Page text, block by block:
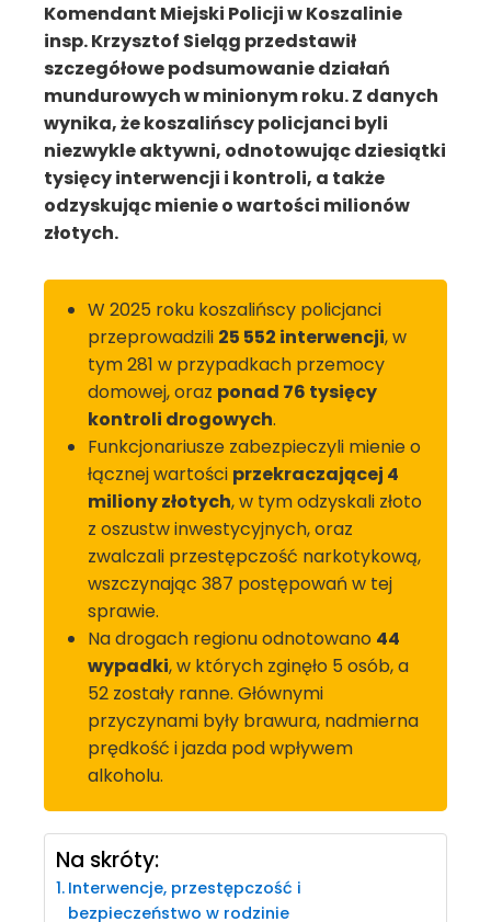
Komendant Miejski Policji w Koszalinie
insp. Krzysztof Sieląg przedstawił
szczegółowe podsumowanie działań
mundurowych w minionym roku. Z danych
wynika, że koszalińscy policjanci byli
niezwykle aktywni, odnotowując dziesiątki
tysięcy interwencji i kontroli, a także
odzyskując mienie o wartości milionów
złotych.
W 2025 roku koszalińscy policjanci
przeprowadzili 25 552 interwencji, w
tym 281 w przypadkach przemocy
domowej, oraz ponad 76 tysięcy
kontroli drogowych.
Funkcjonariusze zabezpieczyli mienie o
łącznej wartości przekraczającej 4
miliony złotych, w tym odzyskali złoto
z oszustw inwestycyjnych, oraz
zwalczali przestępczość narkotykową,
wszczynając 387 postępowań w tej
sprawie.
Na drogach regionu odnotowano 44
wypadki, w których zginęło 5 osób, a
52 zostały ranne. Głównymi
przyczynami były brawura, nadmierna
prędkość i jazda pod wpływem
alkoholu.
Na skróty:
Interwencje, przestępczość i
bezpieczeństwo w rodzinie